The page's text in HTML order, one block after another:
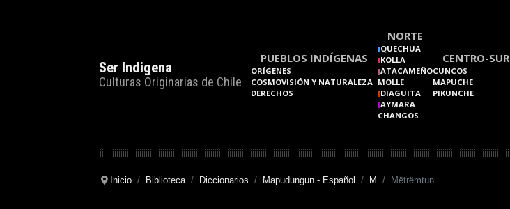
Ser Indigena
Culturas Originarias de Chile
PUEBLOS INDÍGENAS
ORÍGENES
COSMOVISIÓN Y NATURALEZA
DERECHOS
NORTE
QUECHUA
KOLLA
ATACAMEÑO
MOLLE
DIAGUITA
AYMARA
CHANGOS
CENTRO-SUR
CUNCOS
MAPUCHE
PIKUNCHE
Inicio Biblioteca Diccionarios Mapudungun - Español M Mëtrëmtun